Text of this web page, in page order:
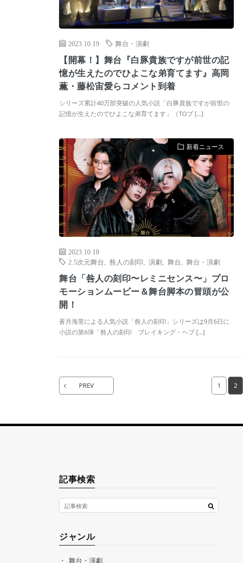
2023.10.19 舞台・演劇
【開幕！】舞台『白豚貴族ですが前世の記
憶が生えたのでひよこな弟育てます』高岡
薫・藤松宙愛らコメント到着
シリーズ累計40万部突破の人気小説「白豚貴族ですが前世の
記憶が生えたのでひよこな弟育てます」（TOブ […]
新着ニュース
2023.10.18
2.5次元舞台
咎人の刻印 演劇 舞台 舞台・演劇
舞台「咎人の刻印〜レミニセンス〜」プロ
モーションムービー＆舞台脚本の冒頭が公
開！
蒼月海里による人気小説「咎人の刻印」シリーズは9月6日に
小説の第6弾「咎人の刻印 ブレイキング・ヘブ […]
PREV 1 2
記事検索
ジャンル
舞台・演劇